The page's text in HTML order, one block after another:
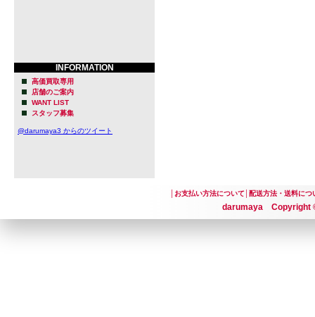
INFORMATION
高価買取専用
店舗のご案内
WANT LIST
スタッフ募集
@darumaya3 からのツイート
お支払い方法について│ 配送方法・送料につ
darumaya Copyright